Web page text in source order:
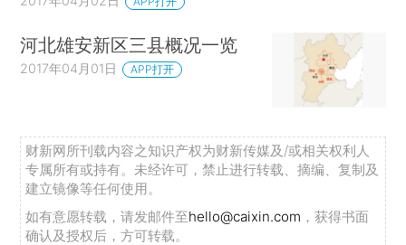
河北雄安新区三县概况一览
2017年04月01日 APP打开
财新网所刊载内容之知识产权为财新传媒及/或相关权利人
专属所有或持有。未经许可，禁止进行转载、摘编、复制及
建立镜像等任何使用。
如有意愿转载，请发邮件至hello@caixin.com ，获得书面
确认及授权后，方可转载。